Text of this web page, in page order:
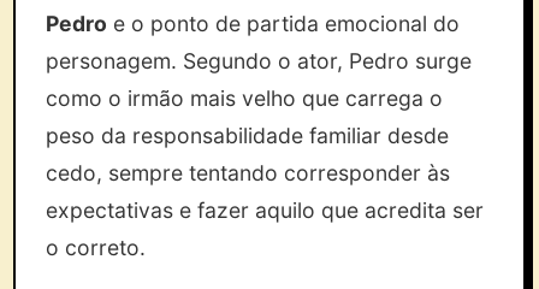
Pedro e o ponto de partida emocional do
personagem. Segundo o ator, Pedro surge
como o irmão mais velho que carrega o
peso da responsabilidade familiar desde
cedo, sempre tentando corresponder às
expectativas e fazer aquilo que acredita ser
o correto.